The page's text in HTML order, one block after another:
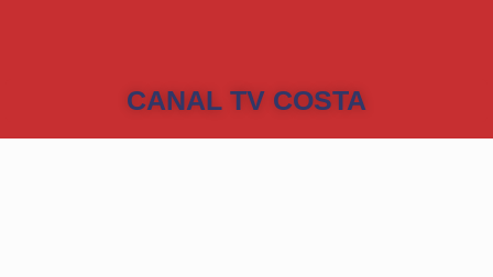
CANAL TV COSTA